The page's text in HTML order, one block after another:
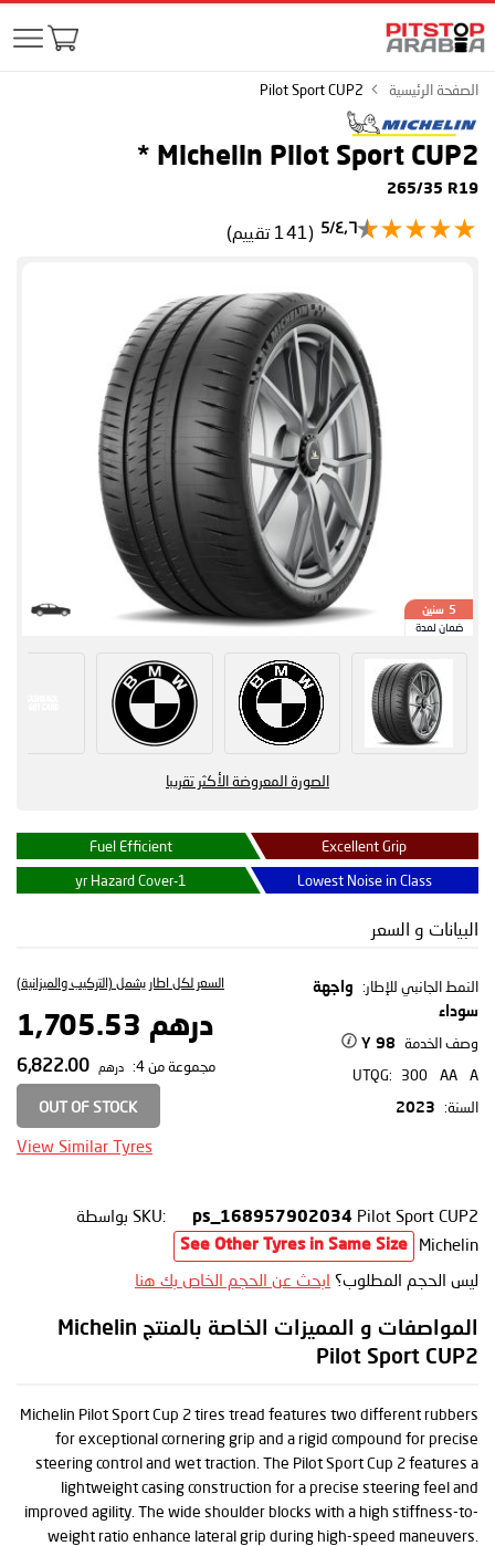
الصفحة الرئيسية Pilot Sport CUP2
Michelin Pilot Sport CUP2
*
265/35 R19
٤٫٦/5 (141 تقييم)
5 سنين
ضمان لمدة
الصورة المعروضة الأكثر تقريبا
Excellent Grip
Fuel Efficient
Lowest Noise in Class
1-yr Hazard Cover
البيانات و السعر
النمط الجانبي للإطار:
واجهة
سوداء
وصف الخدمة 98 Y
UTQG: 300 AA
A
السنة:
2023
السعر لكل اطار يشمل (التركيب والميزانية)
درهم 1,705.53
مجموعة من 4: درهم
OUT OF STOCK
View Similar Tyres
SKU: ps_168957902034 Pilot Sport CUP2
بواسطة
Michelin
See Other Tyres in Same Size
ليس الحجم المطلوب؟ ابحث عن الحجم الخاص بك هنا
المواصفات و المميزات الخاصة بالمنتج Michelin
Pilot Sport CUP2
Michelin Pilot Sport Cup 2 tires tread features two different rubbers
for exceptional cornering grip and a rigid compound for precise
steering control and wet traction. The Pilot Sport Cup 2 features a
lightweight casing construction for a precise steering feel and
improved agility. The wide shoulder blocks with a high stiffness-to-
weight ratio enhance lateral grip during high-speed maneuvers.